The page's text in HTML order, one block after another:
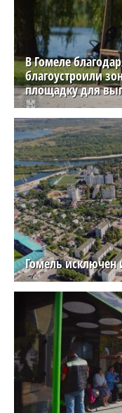
В Гомеле
благоустроили
площадку для
Гомель исключен